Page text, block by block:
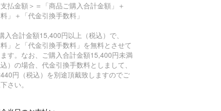
支払金額＞＝「商品ご購入合計金額」＋
料」＋「代金引換手数料」
入合計金額15,400円以上（税込）で、
料」と「代金引換手数料」を無料とさせて
す。なお、ご購入合計金額15,400円未満
込）の場合、代金引換手数料としまして、
円（税込）を別途頂戴致しますのでご
さい。